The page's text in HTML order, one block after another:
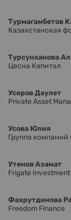
Турмагамбетов
Казахстанская
Турсунханова
Цесна Капитал
Усеров Даулет
Private Asset
Усова Юлия
Группа компаний
Утенов Азамат
Frigate
Фахрутдинова
Freedom Finance